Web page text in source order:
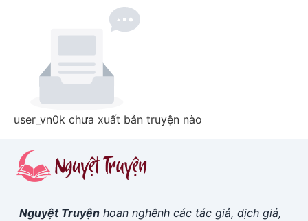
user_vn0k chưa xuất bản truyện nào
Nguyệt Truyện hoan nghênh các tác giả, dịch giả,